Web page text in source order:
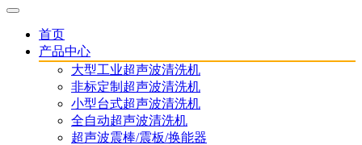
首页
产品中心
大型工业超声波清洗机
非标定制超声波清洗机
小型台式超声波清洗机
全自动超声波清洗机
超声波震棒/震板/换能器